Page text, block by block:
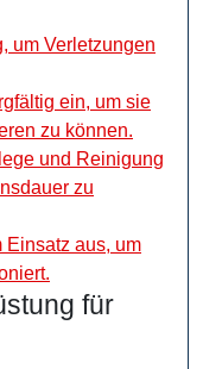
um Verletzungen
ein, um sie
zu können.
und Reinigung
zu
Einsatz aus, um
für